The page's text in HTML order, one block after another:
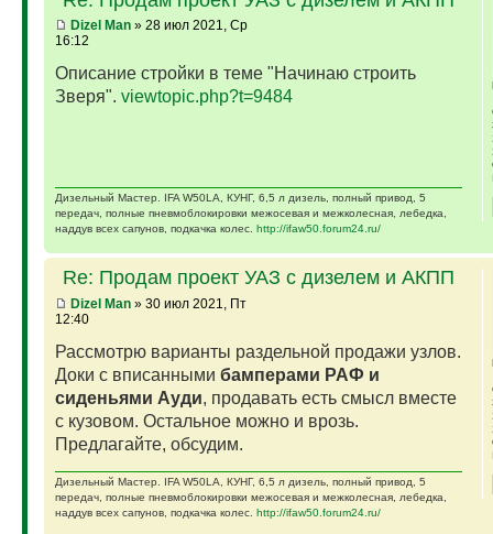
Dizel Man» 28 июл 2021, Ср
16:12
Описание стройки в теме "Начинаю строить
Зверя". viewtopic.php?t=9484
Дизельный Мастер. IFA W50LA, КУНГ, 6,5 л дизель, полный привод, 5
передач, полные пневмоблокировки межосевая и межколесная, лебедка,
наддув всех сапунов, подкачка колес. http://ifaw50.forum24.ru/
Re: Продам проект УАЗ с дизелем и АКПП
Dizel Man» 30 июл 2021, Пт
12:40
Рассмотрю варианты раздельной продажи узлов.
Доки с вписанными бамперами РАФ и
сиденьями Ауди, продавать есть смысл вместе
с кузовом. Остальное можно и врозь.
Предлагайте, обсудим.
Дизельный Мастер. IFA W50LA, КУНГ, 6,5 л дизель, полный привод, 5
передач, полные пневмоблокировки межосевая и межколесная, лебедка,
наддув всех сапунов, подкачка колес. http://ifaw50.forum24.ru/